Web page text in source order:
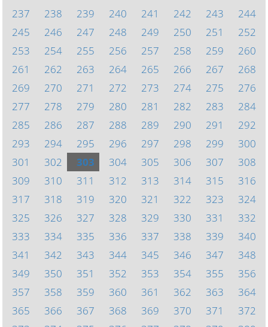
237
238 239 240 241 242 243
244
245
246 247 248 249 250 251
252
253
254 255 256 257 258 259
260
261
262 263 264 265 266 267
268
269
270 271 272 273 274 275
276
277
278 279 280 281 282 283
284
285
286 287 288 289 290 291
292
293
294 295 296 297 298 299
300
301
302 303 304 305 306 307
308
309
310 311 312 313 314 315
316
317
318 319 320 321 322 323
324
325
326 327 328 329 330 331
332
333
334 335 336 337 338 339
340
341
342 343 344 345 346 347
348
349
350 351 352 353 354 355
356
357
358 359 360 361 362 363
364
365
366 367 368 369 370 371
372